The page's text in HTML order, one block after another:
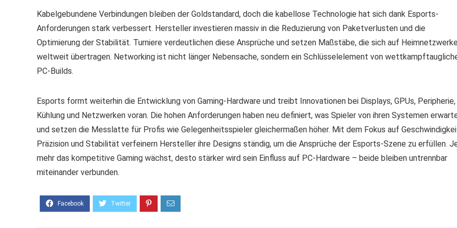
Kabelgebundene Verbindungen bleiben der Goldstandard, doch die kabellose Technologie hat sich dank Esports-
Anforderungen stark verbessert. Hersteller investieren massiv in die Reduzierung von Paketverlusten und die
Optimierung der Stabilität. Turniere verdeutlichen diese Ansprüche und setzen Maßstäbe, die sich auf Heimnetzwerke
weltweit übertragen. Networking ist nicht länger Nebensache, sondern ein Schlüsselelement von
PC-Builds.
Esports formt weiterhin die Entwicklung von Gaming-Hardware und treibt Innovationen bei Displays, GPUs, Peripherie,
Kühlung und Netzwerken voran. Die hohen Anforderungen haben neu definiert, was Spieler von ihren Systemen
und setzen die Messlatte für Profis wie Gelegenheitsspieler gleichermaßen höher. Mit dem Fokus auf
Präzision und Stabilität verfeinern Hersteller ihre Designs ständig, um die Ansprüche der Esports-Szene zu erfüllen.
mehr das kompetitive Gaming wächst, desto stärker wird sein Einfluss auf PC-Hardware – beide bleiben untrennbar
miteinander verbunden.